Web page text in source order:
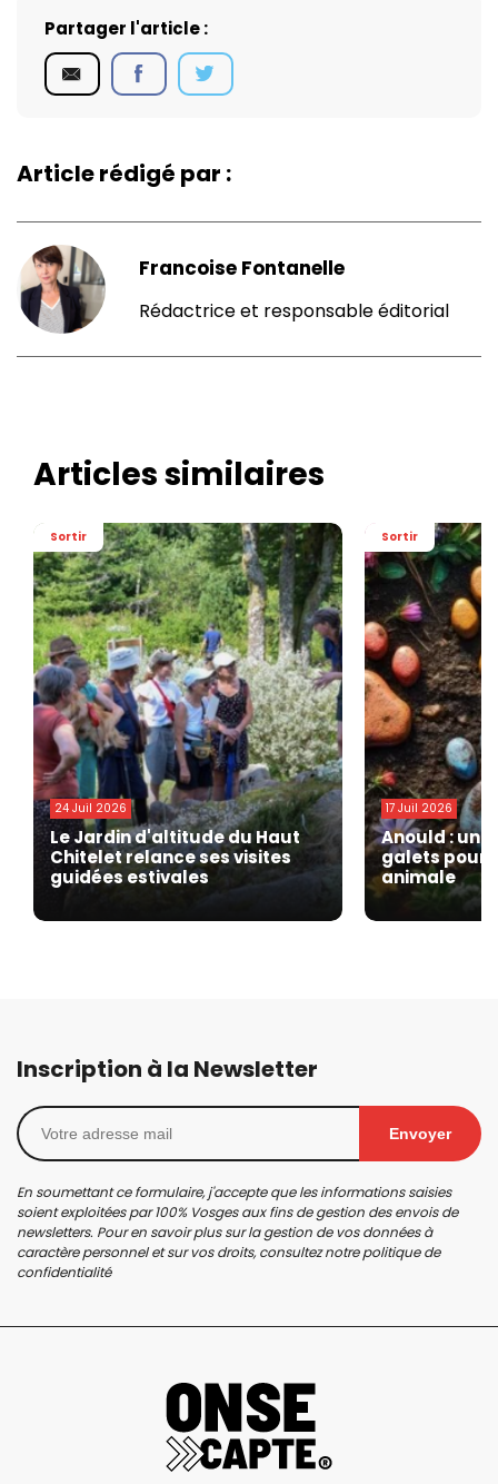
Partager l'article :
Article rédigé par :
Francoise Fontanelle
Rédactrice et responsable éditorial
Articles similaires
Sortir
24 Juil 2026
Le Jardin d'altitude du Haut
Chitelet relance ses visites
guidées estivales
Sortir
17 Juil 2026
Anould :
galets pour
animale
Inscription à la Newsletter
Envoyer
En soumettant ce formulaire, j'accepte que les informations saisies
soient exploitées par 100% Vosges aux fins de gestion des envois de
newsletters. Pour en savoir plus sur la gestion de vos données à
caractère personnel et sur vos droits, consultez notrepolitique de
confidentialité